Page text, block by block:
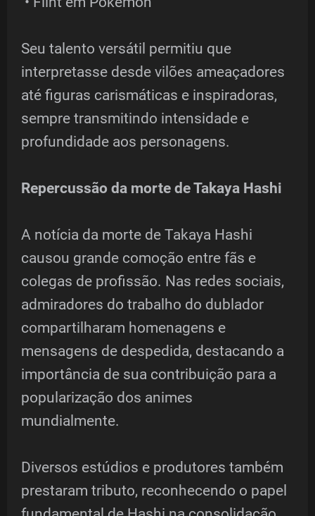
Seu talento versátil permitiu que
interpretasse desde vilões ameaçadores
até figuras carismáticas e inspiradoras,
sempre transmitindo intensidade e
profundidade aos personagens.
Repercussão da morte de Takaya Hashi
A notícia da morte de Takaya Hashi
causou grande comoção entre fãs e
colegas de profissão. Nas redes sociais,
admiradores do trabalho do dublador
compartilharam homenagens e
mensagens de despedida, destacando a
importância de sua contribuição para a
popularização dos animes
mundialmente.
Diversos estúdios e produtores também
prestaram tributo, reconhecendo o papel